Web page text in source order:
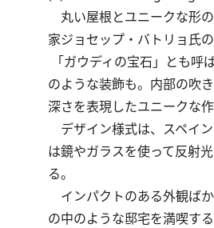
丸い屋根とユニークな形
家ジョセップ・バトリョ氏
「ガウディの宝石」とも
のような装飾も。内部の吹
深さを表現したユニークな作
デザイン様式は、スペイ
は鏡やガラスを使って反射
る。
インパクトのある外観ば
の中のような邸宅を満喫する